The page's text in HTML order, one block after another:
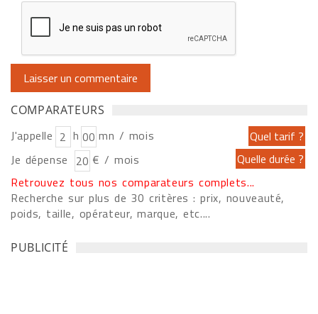
COMPARATEURS
J'appelle h
mn / mois
Je dépense
€ / mois
Retrouvez tous nos comparateurs complets...
Recherche sur plus de 30 critères : prix, nouveauté,
poids, taille, opérateur, marque, etc....
PUBLICITÉ